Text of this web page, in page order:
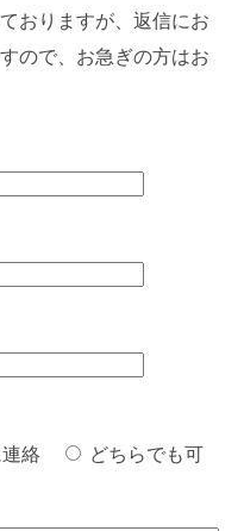
おりますが、返信にお
ので、お急ぎの方はお
絡 どちらでも可